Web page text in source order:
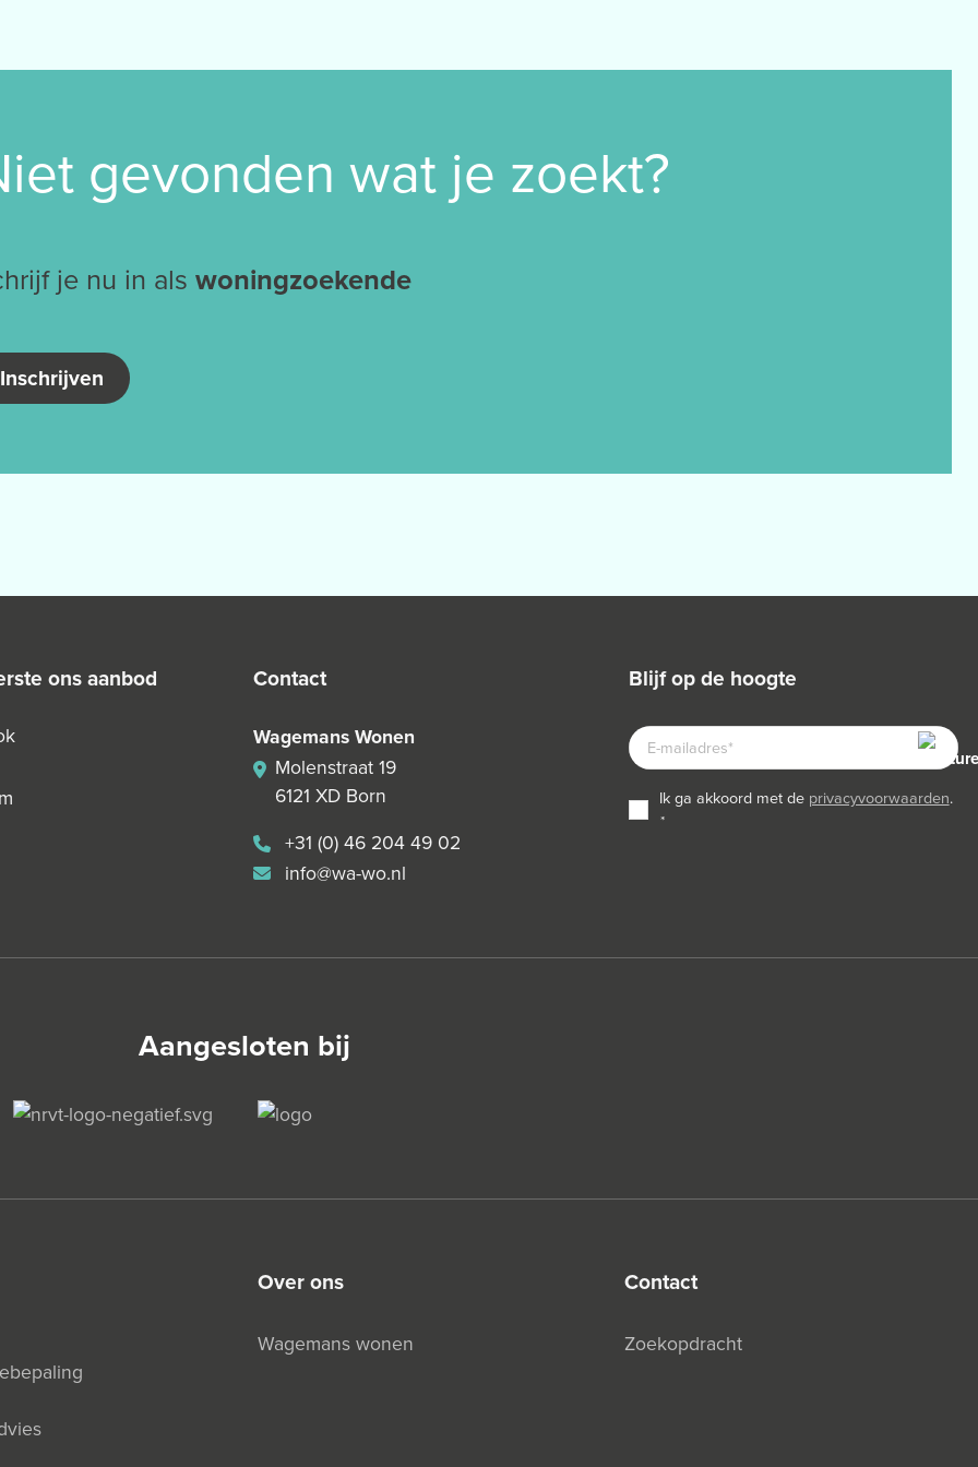
gevonden wat je zoekt?
je nu in als woningzoekende
Inschrijven
ons aanbod contact
Wagemans Wonen
Molenstraat 19
6121 XD Born
+31 (0) 46 204 49 02
info@wa-wo.nl
blijf op de hoogte
E-
MAILADRES
TOESTEMMING
*
ik ga akkoord met de privacyvoorwaarden.
*
Aangesloten bij
over ons
Wagemans wonen
contact
Zoekopdracht